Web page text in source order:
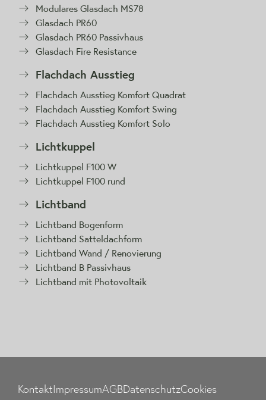
Modulares Glasdach MS78
Glasdach PR60
Glasdach PR60 Passivhaus
Glasdach Fire Resistance
Flachdach Ausstieg
Flachdach Ausstieg Komfort Quadrat
Flachdach Ausstieg Komfort Swing
Flachdach Ausstieg Komfort Solo
Lichtkuppel
Lichtkuppel F100 W
Lichtkuppel F100 rund
Lichtband
Lichtband Bogenform
Lichtband Satteldachform
Lichtband Wand / Renovierung
Lichtband B Passivhaus
Lichtband mit Photovoltaik
KontaktImpressumAGBDatenschutzCookies